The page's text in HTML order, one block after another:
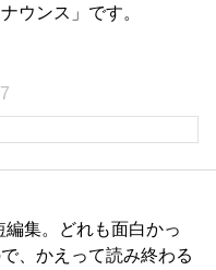
ウンス」です。
集。どれも面白かっ
、かえって読み終わる